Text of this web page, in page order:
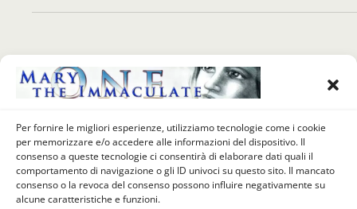
Per fornire le migliori esperienze, utilizziamo tecnologie come i cookie
per memorizzare e/o accedere alle informazioni del dispositivo. Il
consenso a queste tecnologie ci consentirà di elaborare dati quali il
comportamento di navigazione o gli ID univoci su questo sito. Il mancato
consenso o la revoca del consenso possono influire negativamente su
alcune caratteristiche e funzioni.
Back to top
Mobile Desktop
Powered by
WPtouch Mobile Suite for WordPress